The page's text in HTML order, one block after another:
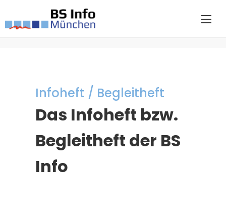
Infoheft / Begleitheft
Das Infoheft bzw.
Begleitheft der BS
Info